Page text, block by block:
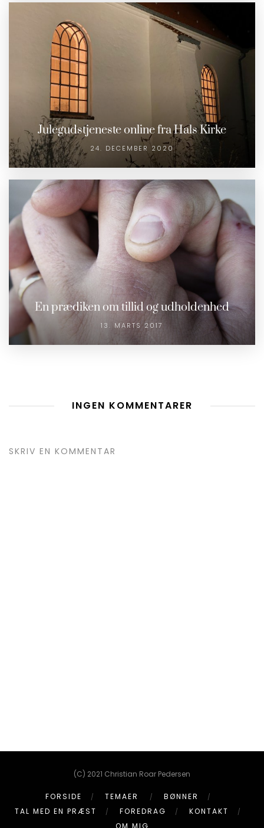
Julegudstjeneste online fra Hals Kirke
24. DECEMBER 2020
En prædiken om tillid og udholdenhed
13. MARTS 2017
INGEN KOMMENTARER
SKRIV EN KOMMENTAR
(C) 2021 Christian Roar Pedersen
FORSIDE TEMAER
BØNNER
TAL MED EN PRÆST
FOREDRAG
KONTAKT
OM MIG